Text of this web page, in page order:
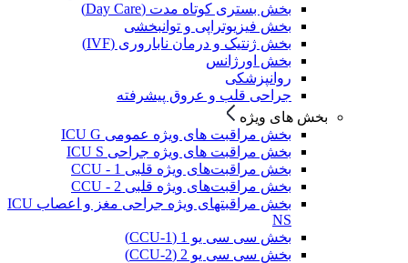
بخش بستری کوتاه مدت (Day Care)
بخش فیزیوتراپی و توانبخشی
بخش ژنتیک و درمان ناباروری (IVF)
بخش اورژانس
روانپزشکی
جراحی قلب و عروق پیشرفته
بخش های ویژه
بخش مراقبت های ویژه عمومی ICU G
بخش مراقبت های ویژه جراحی ICU S
بخش مراقبت‌های ویژه قلبی CCU - 1
بخش مراقبت‌های ویژه قلبی CCU - 2
بخش مراقبتهای ویژه جراحی مغز و اعصاب ICU
NS
بخش سی سی یو 1 (CCU-1)
بخش سی سی یو 2 (CCU-2)